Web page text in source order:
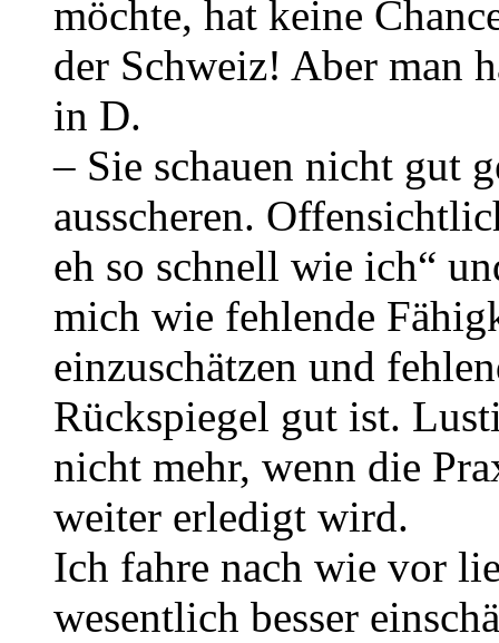
möchte, hat keine
der Schweiz! Aber man
in D.
– Sie schauen nicht gut
ausscheren.
eh so schnell wie ich“
mich wie fehlende
einzuschätzen und
Rückspiegel gut ist.
nicht mehr, wenn die
weiter erledigt wird.
Ich fahre nach wie vor
wesentlich besser